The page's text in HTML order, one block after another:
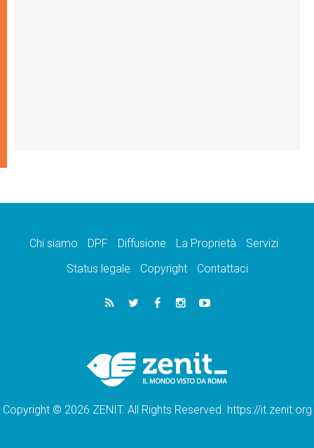
Chi siamo DPF Diffusione La Proprietà
Servizi
Status legale
Copyright Contattaci
Copyright © 2026 ZENIT. All Rights Reserved. https://it.zenit.org